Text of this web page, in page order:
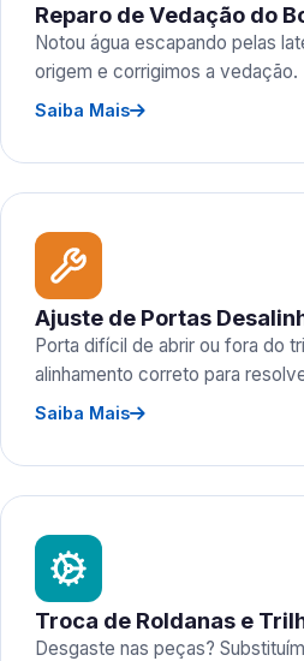
Reparo de Vedação do
Notou água escapando pelas
origem e corrigimos a vedação.
Saiba Mais
Ajuste de Portas
Porta difícil de abrir ou fora do
alinhamento correto para
Saiba Mais
Troca de Roldanas e
Desgaste nas peças?